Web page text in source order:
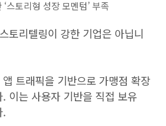
스토리형 성장 모멘텀’ 부족
토리텔링이 강한 기업은 아닙니
트래픽을 기반으로 가맹점 확장
이는 사용자 기반을 직접 보유
.